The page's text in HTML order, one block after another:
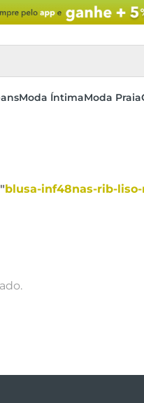
Moda ÍntimaModa Praia
blusa-inf48nas-rib-liso-